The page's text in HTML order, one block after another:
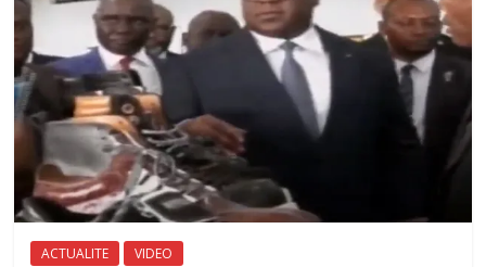
ACTUALITE VIDEO